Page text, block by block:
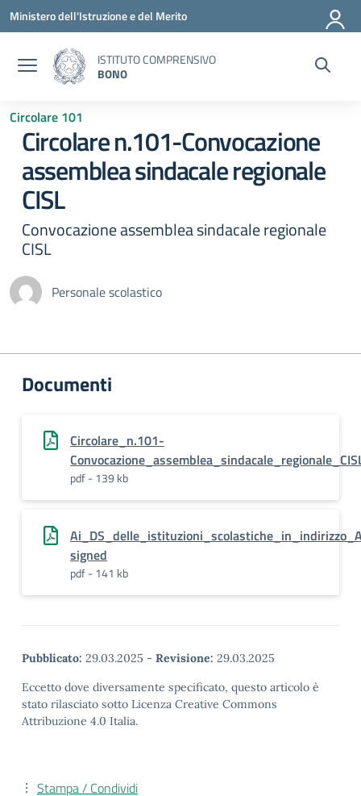
Vai ai contenuti
Vai al menu di navigazione
Vai al footer
Ministero dell'Istruzione e del Merito
ISTITUTO COMPRENSIVO
BONO
Circolare 101
Circolare n.101-Convocazione
assemblea sindacale regionale
CISL
Convocazione assemblea sindacale regionale
CISL
Personale scolastico
Documenti
Circolare_n.101-
pdf - 139 kb
signed
pdf - 141 kb
Pubblicato: 29.03.2025 - Revisione: 29.03.2025
Eccetto dove diversamente specificato, questo articolo è
stato rilasciato sotto Licenza Creative Commons
Attribuzione 4.0 Italia.
Stampa / Condividi